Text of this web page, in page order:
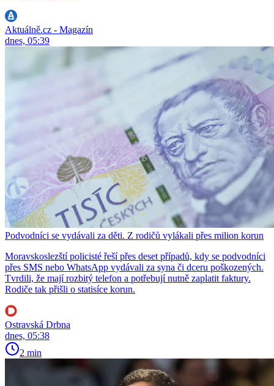
Aktuálně.cz - Magazín
dnes, 05:39
Podvodníci se vydávali za děti. Z rodičů vylákali přes milion korun
Moravskoslezští policisté řeší přes deset případů, kdy se podvodníci
přes SMS nebo WhatsApp vydávali za syna či dceru poškozených.
Tvrdili, že mají rozbitý telefon a potřebují nutně zaplatit faktury.
Rodiče tak přišli o statisíce korun.
Ostravská Drbna
dnes, 05:38
2 min